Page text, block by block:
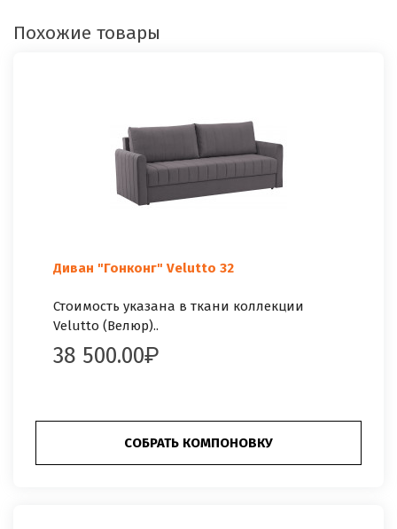
Похожие товары
Диван "Гонконг" Velutto 32
Стоимость указана в ткани коллекции
Velutto (Велюр)..
38 500.00
СОБРАТЬ КОМПОНОВКУ